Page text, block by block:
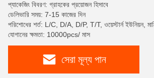
প্যাকেজিং বিবরণ: গ্রাহকের প্রয়োজন হিসাবে
ডেলিভারি সময়: 7-15 কাজের দিন
পরিশোধের শর্ত: L/C, D/A, D/P, T/T, ওয়েস্টার্ন ইউনিয়ন,
যোগানের ক্ষমতা: 10000pcs/ মাস
সেরা মূল্য পান